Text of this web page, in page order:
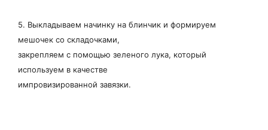
5. Выкладываем начинку на блинчик и формируем
мешочек со складочками,
закрепляем с помощью зеленого лука, который
используем в качестве
импровизированной завязки.